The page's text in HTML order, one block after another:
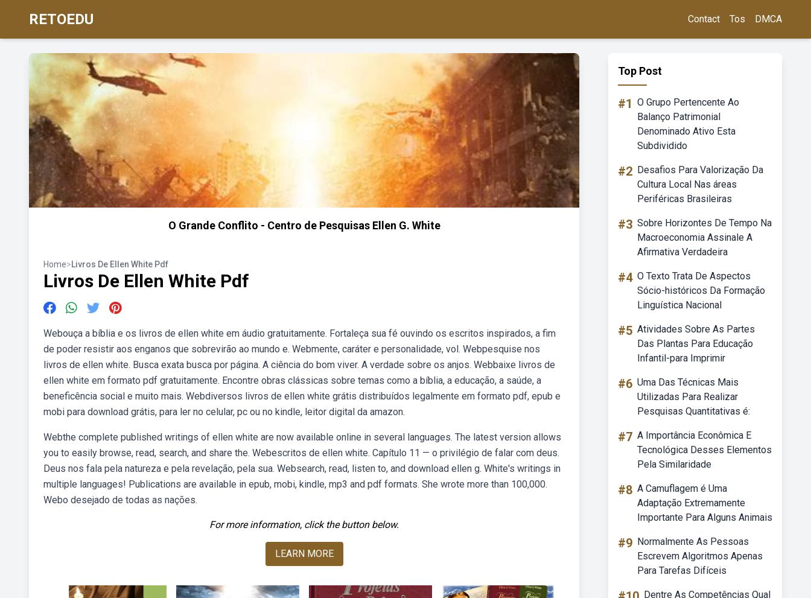
RETOEDU Contact Tos DMCA
O Grande Conflito - Centro de Pesquisas Ellen G. White
Home>Livros De Ellen White Pdf
Livros De Ellen White Pdf
Webouça a bíblia e os livros de ellen white em áudio gratuitamente. Fortaleça sua fé ouvindo os escritos inspirados, a fim
de poder resistir aos enganos que sobrevirão ao mundo e. Webmente, caráter e personalidade, vol. Webpesquise nos
livros de ellen white. Busca exata busca por página. A ciência do bom viver. A verdade sobre os anjos. Webbaixe livros de
ellen white em formato pdf gratuitamente. Encontre obras clássicas sobre temas como a bíblia, a educação, a saúde, a
beneficência social e muito mais. Webdiversos livros de ellen white grátis distribuídos legalmente em formato pdf, epub e
mobi para download grátis, para ler no celular, pc ou no kindle, leitor digital da amazon.
Webthe complete published writings of ellen white are now available online in several languages. The latest version allows
you to easily browse, read, search, and share the. Webescritos de ellen white. Capítulo 11 — o privilégio de falar com deus.
Deus nos fala pela natureza e pela revelação, pela sua. Websearch, read, listen to, and download ellen g. White's writings in
multiple languages! Publications are available in epub, mobi, kindle, mp3 and pdf formats. She wrote more than 100,000.
Webo desejado de todas as nações.
For more information, click the button below.
LEARN MORE
Top Post
#1 O Grupo Pertencente Ao
Balanço Patrimonial
Denominado Ativo Esta
Subdividido
#2 Desafios Para Valorização Da
Cultura Local Nas áreas
Periféricas Brasileiras
#3 Sobre Horizontes De Tempo Na
Macroeconomia Assinale A
Afirmativa Verdadeira
#4 O Texto Trata De Aspectos
Sócio-históricos Da Formação
Linguística Nacional
#5 Atividades Sobre As Partes
Das Plantas Para Educação
Infantil-para Imprimir
#6 Uma Das Técnicas Mais
Utilizadas Para Realizar
Pesquisas Quantitativas é:
#7 A Importância Econômica E
Tecnológica Desses Elementos
Pela Similaridade
#8 A Camuflagem é Uma
Adaptação Extremamente
Importante Para Alguns Animais
#9 Normalmente As Pessoas
Escrevem Algoritmos Apenas
Para Tarefas Difíceis
Dentre As Competências Qual